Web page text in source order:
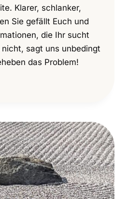
Klarer, schlanker,
Sie gefällt Euch und
die Ihr sucht
sagt uns unbedingt
das Problem!